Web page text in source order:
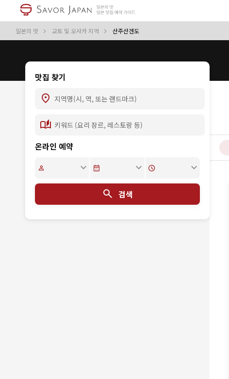
일본의 맛 교토 및 오사카 지역 산주산겐도
맛집 찾기
온라인 예약
검색